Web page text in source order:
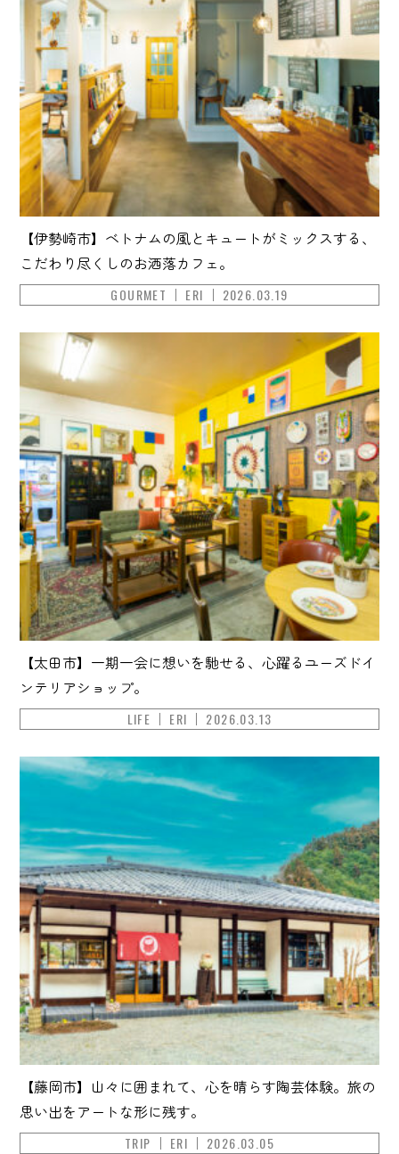
【伊勢崎市】ベトナムの風とキュートがミックスする、
こだわり尽くしのお洒落カフェ。
GOURMET ERI 2026.03.19
【太田市】一期一会に想いを馳せる、心躍るユーズドイ
ンテリアショップ。
LIFE ERI 2026.03.13
【藤岡市】山々に囲まれて、心を晴らす陶芸体験。旅の
思い出をアートな形に残す。
TRIP ERI 2026.03.05